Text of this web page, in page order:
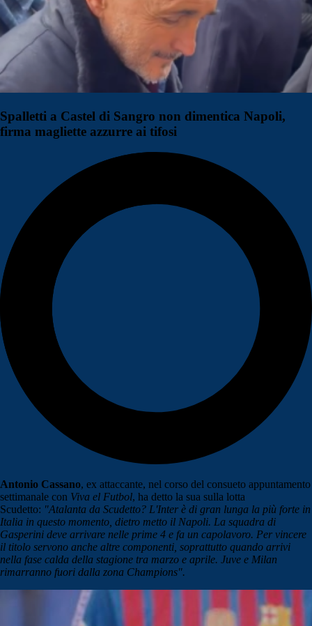
Spalletti a Castel di Sangro non dimentica Napoli,
firma magliette azzurre ai tifosi
Antonio Cassano, ex attaccante, nel corso del consueto appuntamento
settimanale con Viva el Futbol, ha detto la sua sulla lotta
Scudetto: "Atalanta da Scudetto? L'Inter è di gran lunga la più forte in
Italia in questo momento, dietro metto il Napoli. La squadra di
Gasperini deve arrivare nelle prime 4 e fa un capolavoro. Per vincere
il titolo servono anche altre componenti, soprattutto quando arrivi
nella fase calda della stagione tra marzo e aprile. Juve e Milan
rimarranno fuori dalla zona Champions".